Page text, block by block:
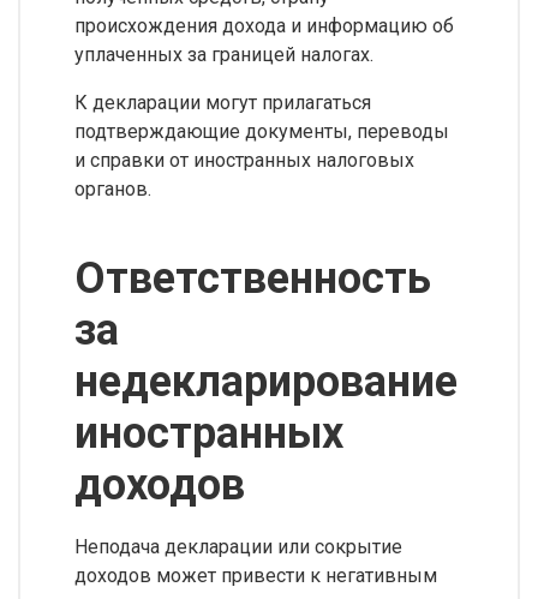
происхождения дохода и информацию об
уплаченных за границей налогах.
К декларации могут прилагаться
подтверждающие документы, переводы
и справки от иностранных налоговых
органов.
Ответственность
за
недекларирование
иностранных
доходов
Неподача декларации или сокрытие
доходов может привести к негативным